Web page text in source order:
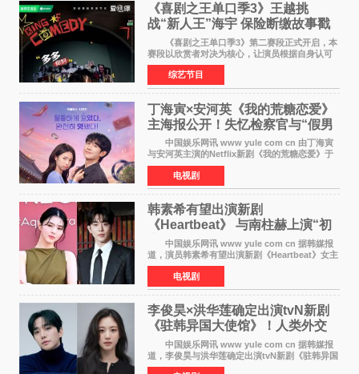
《喜剧之王单口季3》王越挑
战“新人王”海宇 保险断缴故事戳
中生活痛点
《喜剧之王单口季3》第二赛段正式开启，本
赛段以欣赏者对决为核心，让演员根据自身认可
选择对手，在作品碰撞中完成一次喜剧创作者之
间的交流。这里有实力相当的正面对抗，也有老
朋友、老对手之
综艺节目
丁海寅×安河英《我的荒糖恋爱》
主海报公开！失忆检察官与“假男
友”同居罗曼史来
中国娱乐网讯 www yule com cn 由丁海寅
与安河英主演的Netflix新剧《我的荒糖恋爱》于
近日公开主海报，正式进入开播倒计时。 海
报中，两人并肩站在充满怀旧气息的九津麦芽村
街道上，丁
电视剧
韩素希有望出演新剧
《Heartbeat》 与南柱赫上演“初
恋归来”奇幻罗曼史
中国娱乐网讯 www yule com cn 据韩媒报
道，演员韩素希有望出演新剧《Heartbeat》女主
角，与南柱赫合作，引发高度关注。 韩素希
在剧中饰演能够看到过去的女人洪莎朗一角，因
初恋的意外
电视剧
李俊昊×洪华莲确定出演tvN新剧
《驻韩异国大使馆》！人类外交
官与“龙”大使的奇幻
中国娱乐网讯 www yule com cn 据韩媒报
道，李俊昊与洪华莲确定出演tvN新剧《驻韩异国
大使馆》，分别担任男女主角，引发期待。